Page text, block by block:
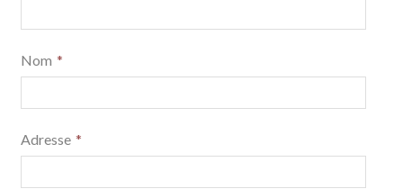
Nom
Adresse